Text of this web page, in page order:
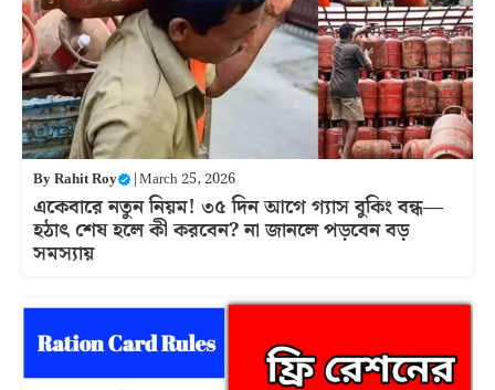
ByRahit Roy |March 25, 2026
একেবারে নতুন নিয়ম! ৩৫ দিন আগে গ্যাস বুকিং বন্ধ—
হঠাৎ শেষ হলে কী করবেন? না জানলে পড়বেন বড়
সমস্যায়